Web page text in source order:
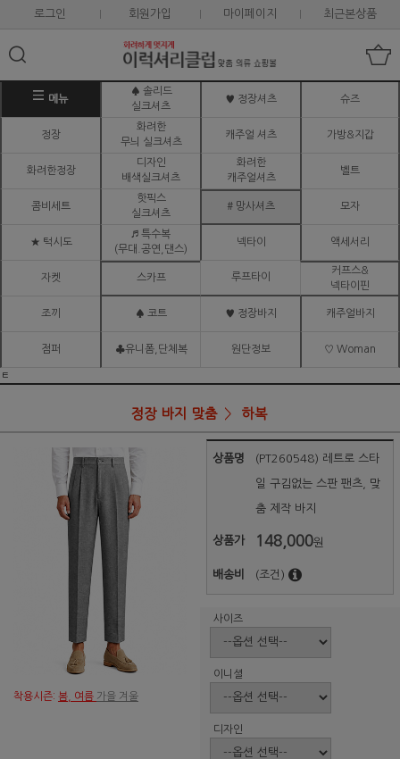
로그인 회원가입 마이페이지 최근본상품
메뉴
♠ 솔리드
실크셔츠
♥ 정장셔츠 슈즈
정장
화려한
무늬 실크셔츠
캐주얼 셔츠 가방&지갑
화려한정장
디자인
배색실크셔츠
화려한
캐주얼셔츠
벨트
콤비세트
핫픽스
실크셔츠
# 망사셔츠 모자
★ 턱시도
♬ 특수복
(무대.공연,댄스)
넥타이 액세서리
자켓 스카프 루프타이
커프스&
넥타이핀
조끼 ♠ 코트 ♥ 정장바지 캐주얼바지
점퍼 ♣유니폼,단체복 원단정보 ♡ Woman
ㅌ
정장 바지 맞춤 하복
착용시즌: 봄, 여름 가을 겨울
상품명 (PT260548) 레트로 스타
일 구김없는 스판 팬츠, 맞
춤 제작 바지
상품가 148,000원
배송비 (조건)
사이즈
이니셜
디자인